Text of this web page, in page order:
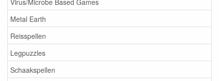
Metal Earth
Reisspellen
Legpuzzles
Schaakspellen